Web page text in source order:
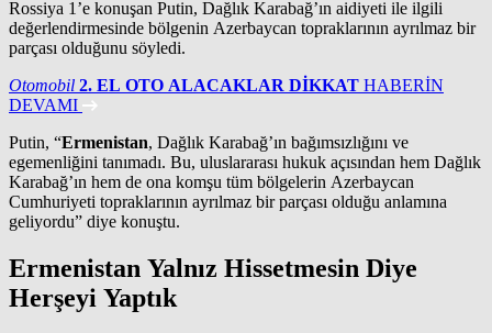
Rossiya 1’e konuşan Putin, Dağlık Karabağ’ın aidiyeti ile ilgili
değerlendirmesinde bölgenin Azerbaycan topraklarının ayrılmaz bir
parçası olduğunu söyledi.
Otomobil 2. EL OTO ALACAKLAR DİKKAT HABERİN
DEVAMI
Putin, “Ermenistan, Dağlık Karabağ’ın bağımsızlığını ve
egemenliğini tanımadı. Bu, uluslararası hukuk açısından hem Dağlık
Karabağ’ın hem de ona komşu tüm bölgelerin Azerbaycan
Cumhuriyeti topraklarının ayrılmaz bir parçası olduğu anlamına
geliyordu” diye konuştu.
Ermenistan Yalnız Hissetmesin Diye
Herşeyi Yaptık